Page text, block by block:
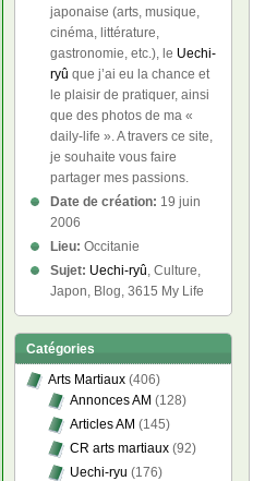
japonaise (arts, musique,
cinéma, littérature,
gastronomie, etc.), le Uechi-
ryû que j’ai eu la chance et
le plaisir de pratiquer, ainsi
que des photos de ma «
daily-life ». A travers ce site,
je souhaite vous faire
partager mes passions.
Date de création: 19 juin
2006
Lieu: Occitanie
Sujet: Uechi-ryû, Culture,
Japon, Blog, 3615 My Life
Catégories
Arts Martiaux (406)
Annonces AM (128)
Articles AM (145)
CR arts martiaux (92)
Uechi-ryu (176)